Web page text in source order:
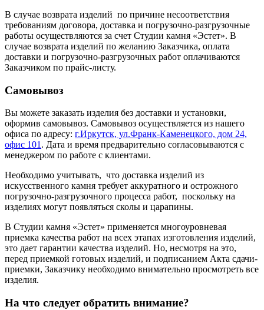
В случае возврата изделий по причине несоответствия
требованиям договора, доставка и погрузочно-разгрузочные
работы осуществляются за счет Студии камня «Эстет». В
случае возврата изделий по желанию Заказчика, оплата
доставки и погрузочно-разгрузочных работ оплачиваются
Заказчиком по прайс-листу.
Самовывоз
Вы можете заказать изделия без доставки и установки,
оформив самовывоз. Самовывоз осуществляется из нашего
офиса по адресу: г.Иркутск, ул.Франк-Каменецкого, дом 24,
офис 101 . Дата и время предварительно согласовываются с
менеджером по работе с клиентами.
Необходимо учитывать, что доставка изделий из
искусственного камня требует аккуратного и острожного
погрузочно-разгрузочного процесса работ, поскольку на
изделиях могут появляться сколы и царапины.
В Студии камня «Эстет» применяется многоуровневая
приемка качества работ на всех этапах изготовления изделий,
это дает гарантии качества изделий. Но, несмотря на это,
перед приемкой готовых изделий, и подписанием Акта сдачи-
приемки, Заказчику необходимо внимательно просмотреть все
изделия.
На что следует обратить внимание?